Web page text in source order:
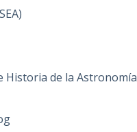
Historia de la Astronomía